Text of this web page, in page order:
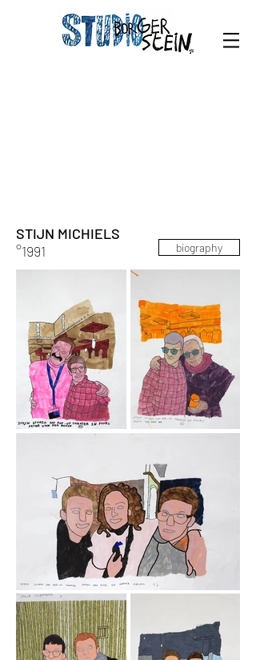
STIJN MICHIELS
°1991
biography